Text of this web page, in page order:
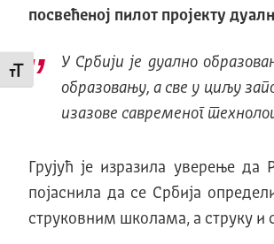
Промени величину слова
посвећеној пилот пројекту
У Србији је дуално
образовању, а све у циљу
изазове савременог
Грујућ је изразила уверење
појаснила да се Србија
струковним школама, а струку и